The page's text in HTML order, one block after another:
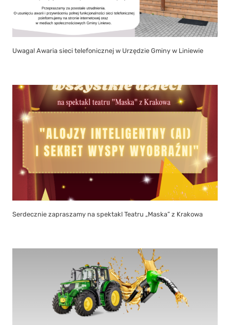
Uwaga! Awaria sieci telefonicznej w Urzędzie Gminy w Liniewie
Serdecznie zapraszamy na spektakl Teatru „Maska” z Krakowa